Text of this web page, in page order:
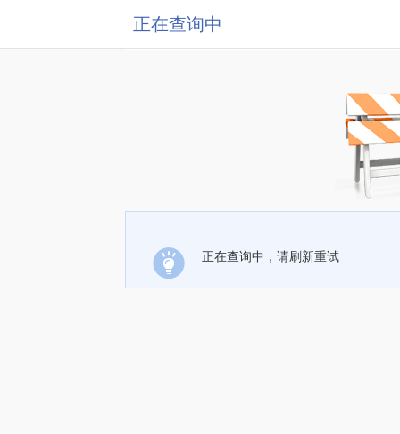
正在查询中
正在查询中，请刷新重试